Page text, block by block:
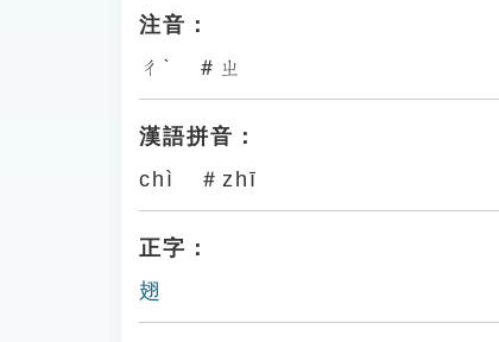
注音：
ㄔˋ ＃ㄓ
漢語拼音：
chì ＃zhī
正字：
翅